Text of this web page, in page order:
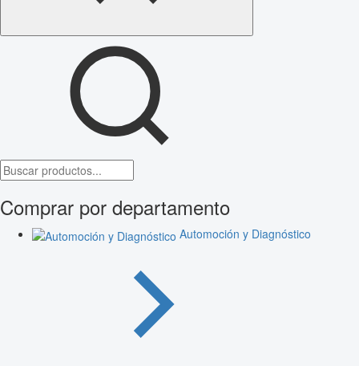
Comprar por departamento
Automoción y Diagnóstico